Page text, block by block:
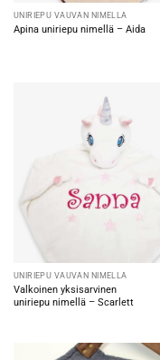
UNIRIEPU VAUVAN NIMELLÄ
Apina uniriepu nimellä – Aida
UNIRIEPU VAUVAN NIMELLÄ
Valkoinen yksisarvinen
uniriepu nimellä – Scarlett